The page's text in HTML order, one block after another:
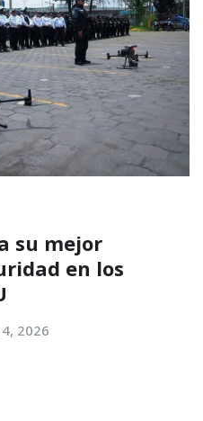
su mejor
en los
2026